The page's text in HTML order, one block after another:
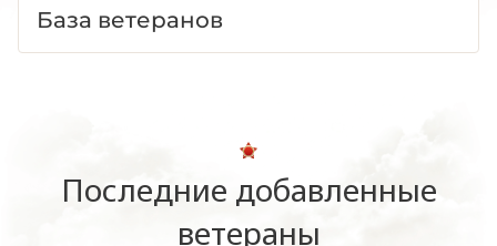
База ветеранов
Последние добавленные
ветераны